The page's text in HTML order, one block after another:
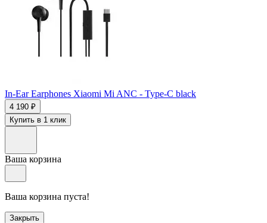
In-Ear Earphones Xiaomi Mi ANC - Type-C black
4 190 ₽
Купить в 1 клик
Ваша корзина
Ваша корзина пуста!
Закрыть